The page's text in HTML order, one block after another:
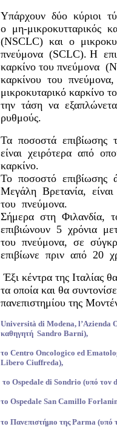
Υπάρχουν δύο κύριοι
ο μη-μικροκυτταρικός
(NSCLC) και ο
πνεύμονα (SCLC). Η
καρκίνο του πνεύμονα
καρκίνου του
μικροκυταρικό καρκίνο
την τάση να
ρυθμούς.
Τα ποσοστά επιβίωσης
είναι χειρότερα από
καρκίνο.
Το ποσοστό επιβίωσης
Μεγάλη Βρετανία,
του πνεύμονα.
Σήμερα στη Φιλανδία,
επιβιώνουν 5 χρόνια
του πνεύμονα, σε
επιβίωνε πριν από 20
Έξι κέντρα της Ιταλίας
τα οποία και θα
πανεπιστημίου της
Università di Modena, l’Azienda
καθηγητή Sandro Barni),
το Centro Oncologico ed
Libero Ciuffreda),
το Ospedale di Sondrio (υπό
το Ospedale San Camillo
το Πανεπιστήμιο της Parma